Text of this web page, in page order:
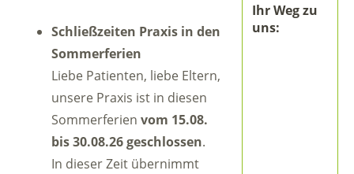
Schließzeiten Praxis in den
Sommerferien
Liebe Patienten, liebe Eltern,
unsere Praxis ist in diesen
Sommerferien vom 15.08.
bis 30.08.26 geschlossen.
In dieser Zeit übernimmt
Ihr Weg zu
uns: